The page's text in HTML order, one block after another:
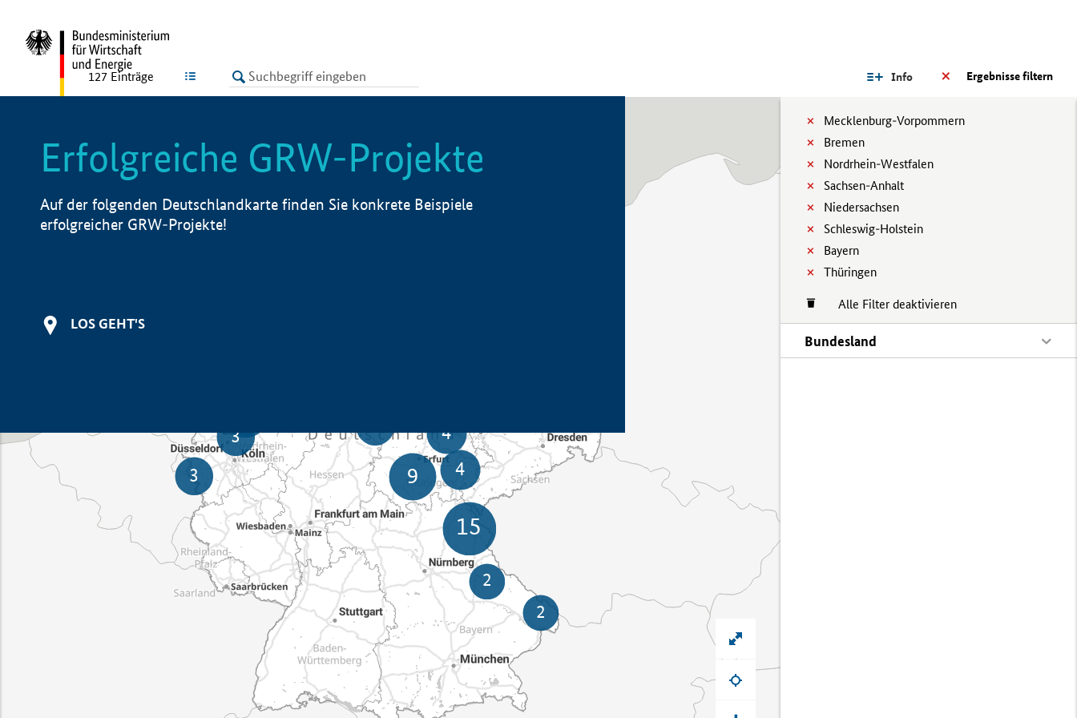
LISTE Ergebnisse filtern
Info
Mecklenburg-Vorpommern
Bremen
Nordrhein-Westfalen
Sachsen-Anhalt
Niedersachsen
Schleswig-Holstein
Bayern
Thüringen
Alle Filter deaktivieren
Bundesland
127 Einträge
Erfolgreiche GRW-Projekte
Auf der folgenden Deutschlandkarte finden Sie konkrete Beispiele
erfolgreicher GRW-Projekte!
LOS GEHT'S